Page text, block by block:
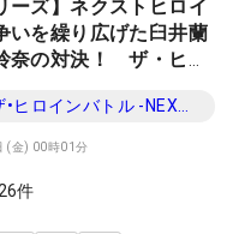
ーズ】ネクストヒロイ
いを繰り広げた臼井蘭
奈の対決！ ザ・ヒロ
ヒロインバトル -NEXT BACK 9-
(金) 00時01分
件